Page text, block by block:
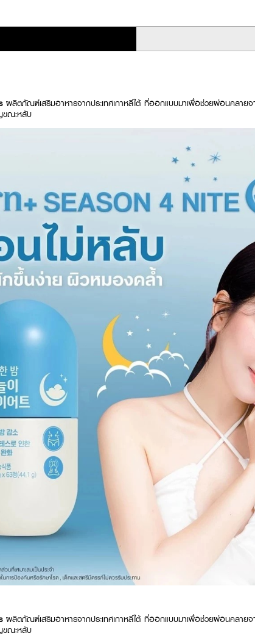
ผลิตภัณฑ์เสริมอาหารจากประเทศเกาหลีใต้ ที่ออกแบบมาเพื่อช่วยผ่อนคลา
ขณะหลับ
ผลิตภัณฑ์เสริมอาหารจากประเทศเกาหลีใต้ ที่ออกแบบมาเพื่อช่วยผ่อนคลา
ขณะหลับ